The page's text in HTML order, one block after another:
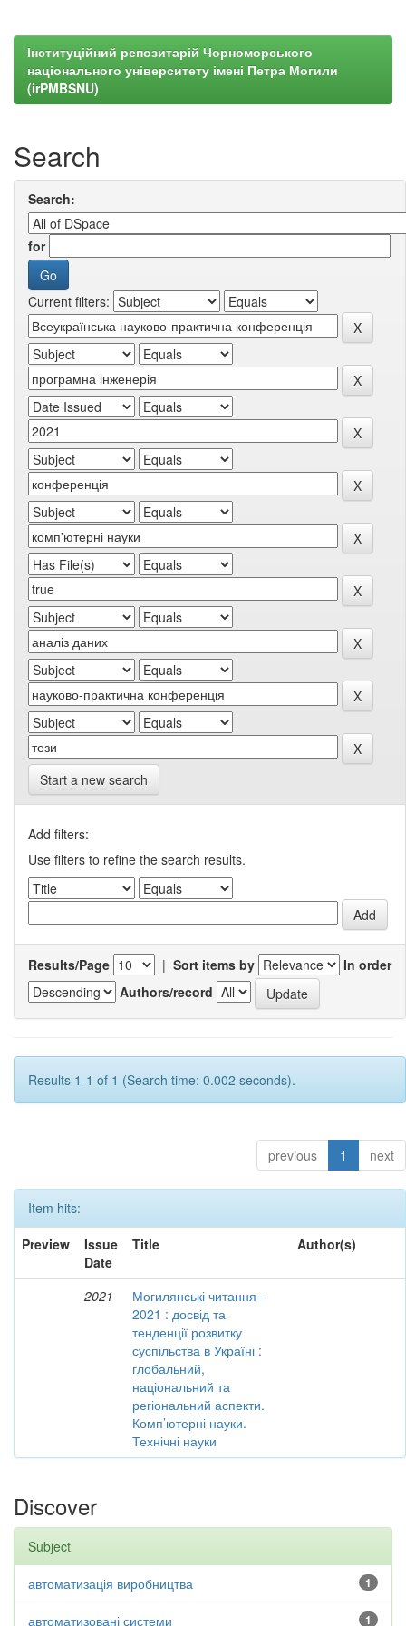
Інституційний репозитарій Чорноморського
національного університету імені Петра Могили
(irPMBSNU)
Search
Search:
for
Current filters:
Start a new search
Add filters:
Use filters to refine the search results.
Results/Page | Sort items by
In order
Authors/record
Results 1-1 of 1 (Search time: 0.002 seconds).
previous 1 next
Item hits:
Preview
Issue
Date
Title Author(s)
2021
Могилянські читання–
2021 : досвід та
тенденції розвитку
суспільства в Україні :
глобальний,
національний та
регіональний аспекти.
Комп’ютерні науки.
Технічні науки
Discover
Subject
1
автоматизація виробництва
1
автоматизовані системи